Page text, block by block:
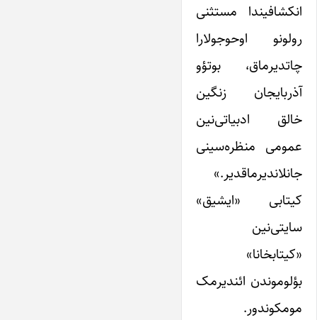
انکشافیندا مستثنی
رولونو اوحوجولارا
چاتدیرماق، بوتؤو
آذربایجان زنگین
خالق ادبیاتی‌نین
عمومی منظره‌سینی
جانلاندیرماقدیر.»
کیتابی «ایشیق»
سایتی‌نین
«کیتابخانا»
بؤلوموندن ائندیرمک
مومکوندور.